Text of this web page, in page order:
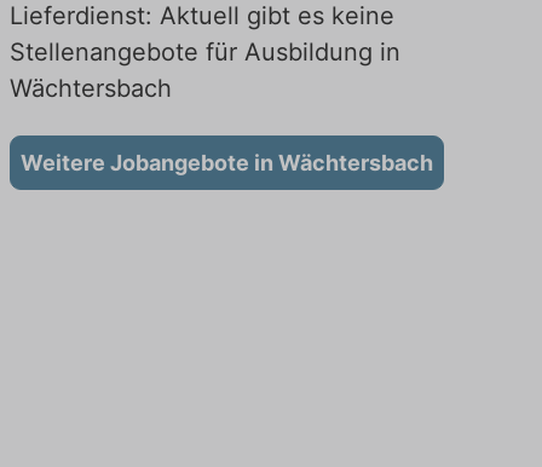
Lieferdienst: Aktuell gibt es keine
Stellenangebote für Ausbildung in
Wächtersbach
Weitere Jobangebote in Wächtersbach